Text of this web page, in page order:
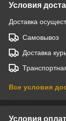
Условия
Доставка
Самовывоз
Доставка
Все условия
Условия